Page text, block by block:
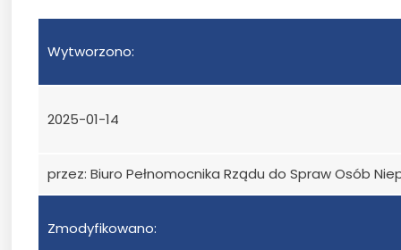
Wytworzono:
2025-01-14
przez: Biuro Pełnomocnika Rządu do Spraw Osób
Zmodyfikowano: